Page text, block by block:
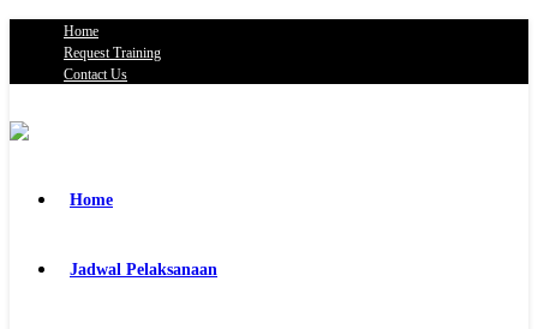
Home
Request Training
Contact Us
Home
Jadwal Pelaksanaan